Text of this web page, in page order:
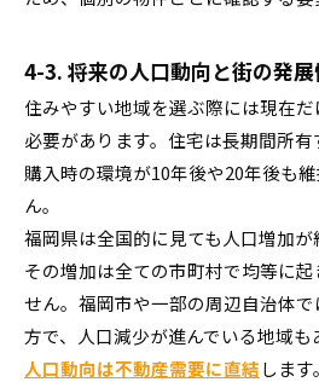
4-3. 将来の人口動向と街の発
住みやすい地域を選ぶ際には現在
必要があります。住宅は長期間所有
購入時の環境が10年後や20年後も
ん。
福岡県は全国的に見ても人口増加が
その増加は全ての市町村で均等に
せん。福岡市や一部の周辺自治体
方で、人口減少が進んでいる地域も
人口動向は不動産需要に直結しま